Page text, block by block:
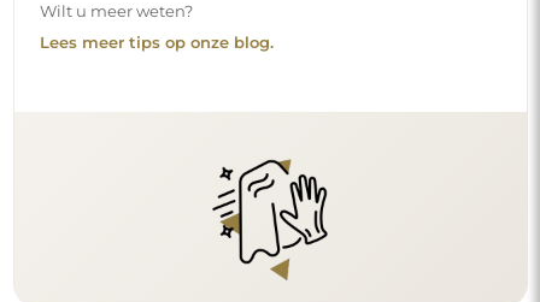
Wilt u meer weten?
Lees meer tips op onze blog.